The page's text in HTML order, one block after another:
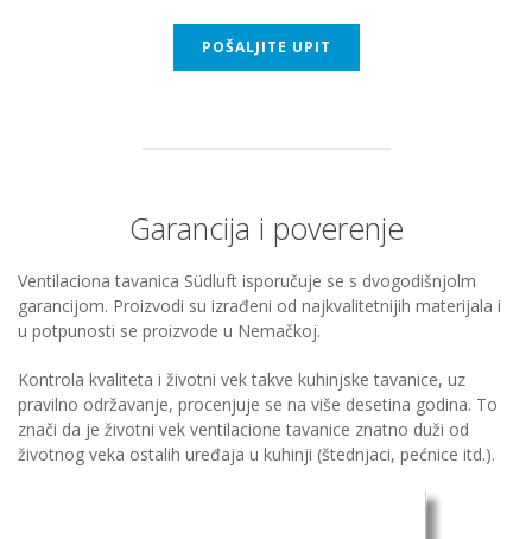
POŠALJITE UPIT
Garancija i poverenje
Ventilaciona tavanica Südluft isporučuje se s dvogodišnjolm
garancijom. Proizvodi su izrađeni od najkvalitetnijih materijala i
u potpunosti se proizvode u Nemačkoj.
Kontrola kvaliteta i životni vek takve kuhinjske tavanice, uz
pravilno održavanje, procenjuje se na više desetina godina. To
znači da je životni vek ventilacione tavanice znatno duži od
životnog veka ostalih uređaja u kuhinji (štednjaci, pećnice itd.).